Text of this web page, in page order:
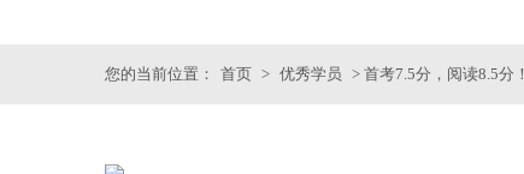
您的当前位置： 首页 > 优秀学员 > 首考7.5分，阅读8.5分！